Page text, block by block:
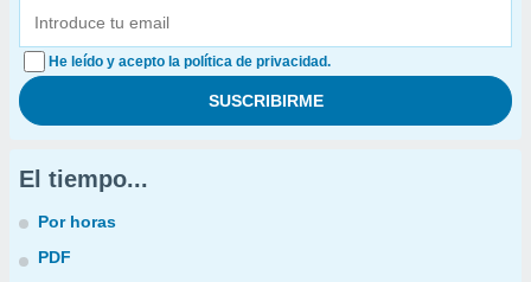
He leído y acepto la política de privacidad.
El tiempo...
Por horas
PDF